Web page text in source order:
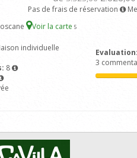
Pas de frais de réservation
Voir la carte 5
individuelle
8
Evaluation:
3